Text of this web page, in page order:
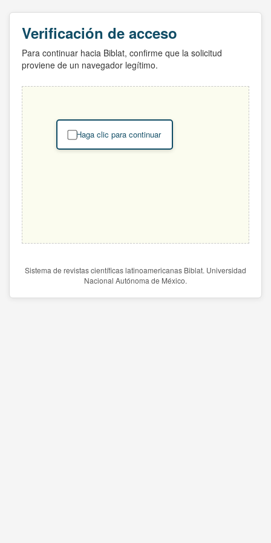
Verificación de acceso
Para continuar hacia Biblat, confirme que la solicitud
proviene de un navegador legítimo.
Haga clic para continuar
Sistema de revistas científicas latinoamericanas Biblat. Universidad
Nacional Autónoma de México.